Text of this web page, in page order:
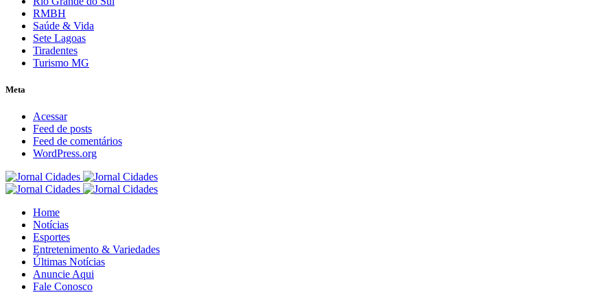
RMBH
Saúde & Vida
Sete Lagoas
Tiradentes
Turismo MG
Meta
Acessar
Feed de posts
Feed de comentários
WordPress.org
Home
Notícias
Esportes
Entretenimento & Variedades
Últimas Notícias
Anuncie Aqui
Fale Conosco